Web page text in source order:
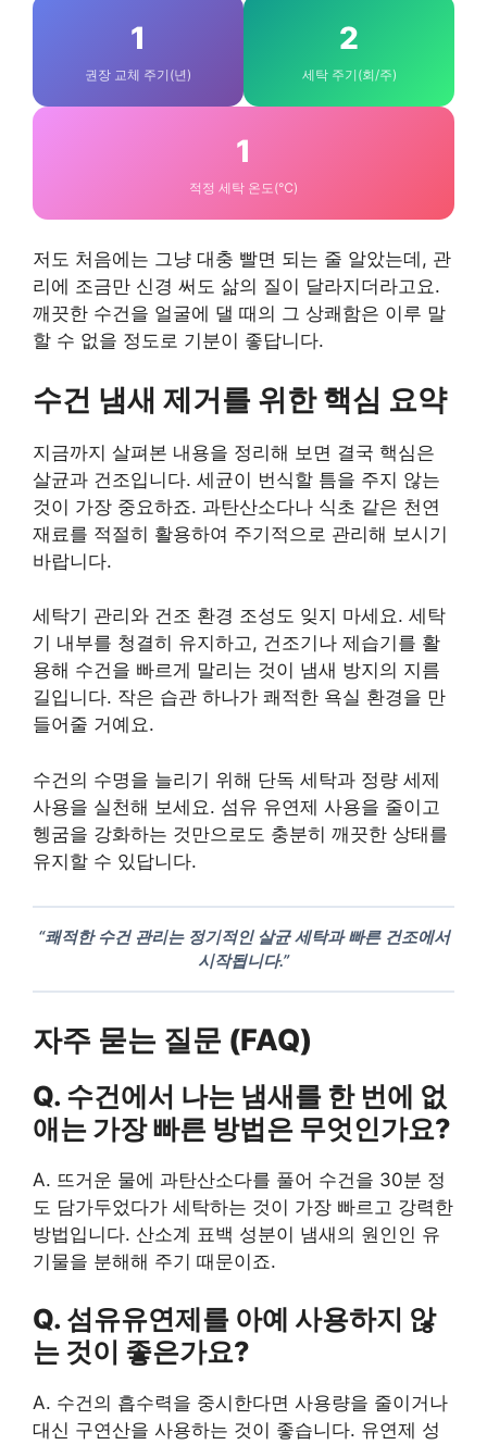
1
권장 교체 주기(년)
2
세탁 주기(회/주)
1
적정 세탁 온도(℃)
저도 처음에는 그냥 대충 빨면 되는 줄 알았는데, 관
리에 조금만 신경 써도 삶의 질이 달라지더라고요.
깨끗한 수건을 얼굴에 댈 때의 그 상쾌함은 이루 말
할 수 없을 정도로 기분이 좋답니다.
수건 냄새 제거를 위한 핵심 요약
지금까지 살펴본 내용을 정리해 보면 결국 핵심은
살균과 건조입니다. 세균이 번식할 틈을 주지 않는
것이 가장 중요하죠. 과탄산소다나 식초 같은 천연
재료를 적절히 활용하여 주기적으로 관리해 보시기
바랍니다.
세탁기 관리와 건조 환경 조성도 잊지 마세요. 세탁
기 내부를 청결히 유지하고, 건조기나 제습기를 활
용해 수건을 빠르게 말리는 것이 냄새 방지의 지름
길입니다. 작은 습관 하나가 쾌적한 욕실 환경을 만
들어줄 거예요.
수건의 수명을 늘리기 위해 단독 세탁과 정량 세제
사용을 실천해 보세요. 섬유 유연제 사용을 줄이고
헹굼을 강화하는 것만으로도 충분히 깨끗한 상태를
유지할 수 있답니다.
“쾌적한 수건 관리는 정기적인 살균 세탁과 빠른 건조에서
시작됩니다.”
자주 묻는 질문 (FAQ)
Q. 수건에서 나는 냄새를 한 번에 없
애는 가장 빠른 방법은 무엇인가요?
A. 뜨거운 물에 과탄산소다를 풀어 수건을 30분 정
도 담가두었다가 세탁하는 것이 가장 빠르고 강력한
방법입니다. 산소계 표백 성분이 냄새의 원인인 유
기물을 분해해 주기 때문이죠.
Q. 섬유유연제를 아예 사용하지 않
는 것이 좋은가요?
A. 수건의 흡수력을 중시한다면 사용량을 줄이거나
대신 구연산을 사용하는 것이 좋습니다. 유연제 성